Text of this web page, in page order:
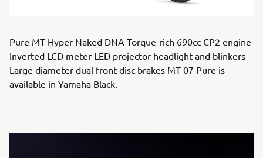
Pure MT Hyper Naked DNA Torque-rich 690cc CP2 engine
Inverted LCD meter LED projector headlight and blinkers
Large diameter dual front disc brakes MT-07 Pure is
available in Yamaha Black.